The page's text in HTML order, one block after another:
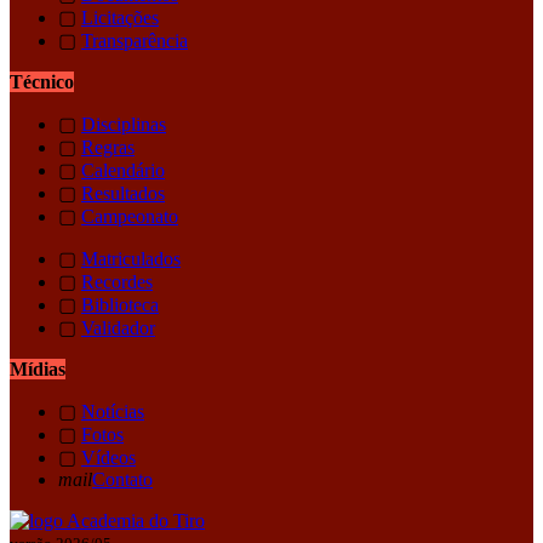
▢ Licitações
▢ Transparência
Técnico
▢ Disciplinas
▢ Regras
▢ Calendário
▢ Resultados
▢ Campeonato
▢ Matriculados
▢ Recordes
▢ Biblioteca
▢ Validador
Mídias
▢ Notícias
▢ Fotos
▢ Vídeos
mailContato